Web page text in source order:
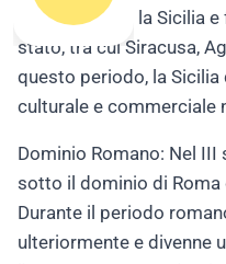
colonizzarono la Sicilia
stato, tra cui Siracusa,
questo periodo, la
culturale e commerciale
Dominio Romano: Nel III
sotto il dominio di Roma
Durante il periodo
ulteriormente e divenne